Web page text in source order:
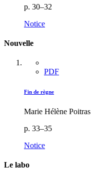
p. 30–32
Notice
Nouvelle
PDF
Fin de règne
Marie Hélène Poitras
p. 33–35
Notice
Le labo